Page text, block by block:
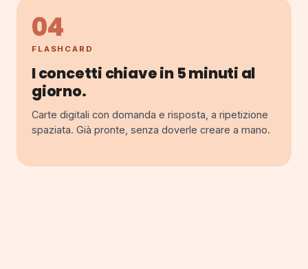
04
FLASHCARD
I concetti chiave in 5 minuti al
giorno.
Carte digitali con domanda e risposta, a ripetizione
spaziata. Già pronte, senza doverle creare a mano.